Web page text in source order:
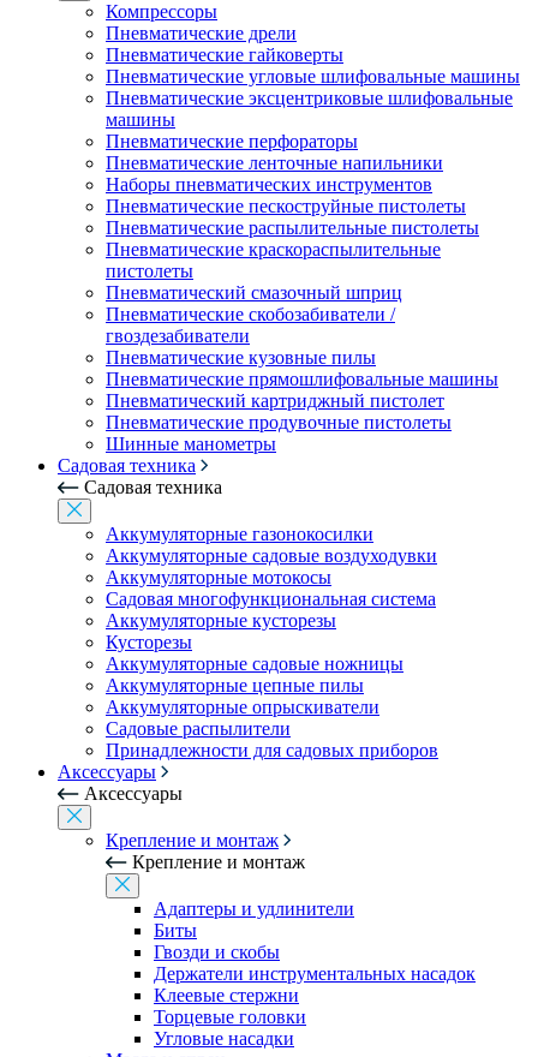
Компрессоры
Пневматические дрели
Пневматические гайковерты
Пневматические угловые шлифовальные машины
Пневматические эксцентриковые шлифовальные
машины
Пневматические перфораторы
Пневматические ленточные напильники
Наборы пневматических инструментов
Пневматические пескоструйные пистолеты
Пневматические распылительные пистолеты
Пневматические краскораспылительные
пистолеты
Пневматический смазочный шприц
Пневматические скобозабиватели /
гвоздезабиватели
Пневматические кузовные пилы
Пневматические прямошлифовальные машины
Пневматический картриджный пистолет
Пневматические продувочные пистолеты
Шинные манометры
Садовая техника
Садовая техника
Аккумуляторные газонокосилки
Аккумуляторные садовые воздуходувки
Аккумуляторные мотокосы
Садовая многофункциональная система
Аккумуляторные кусторезы
Кусторезы
Аккумуляторные садовые ножницы
Аккумуляторные цепные пилы
Аккумуляторные опрыскиватели
Садовые распылители
Принадлежности для садовых приборов
Аксессуары
Аксессуары
Крепление и монтаж
Крепление и монтаж
Адаптеры и удлинители
Биты
Гвозди и скобы
Держатели инструментальных насадок
Клеевые стержни
Торцевые головки
Угловые насадки